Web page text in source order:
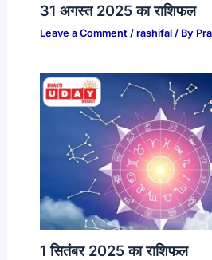
31 अगस्त 2025 का राशिफल​
Leave a Comment / rashifal/ By
1 सितंबर 2025 का राशिफल​